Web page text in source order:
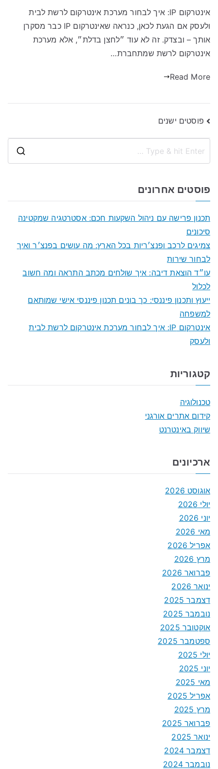
אינטרקום IP: איך לבחור מערכת אינטרקום לרשת לבית
ולעסק אם הגעת לכאן, כנראה שאינטרקום IP כבר מסקרן
אותך – ובצדק. זה לא עוד ״לחצן בדלת״, אלא מערכת
אינטרקום לרשת שמתחברת…
Read More
ניווט
פוסטים ישנים
פוסטים אחרונים
תכנון פרישה עם ניהול השקעות חכם: אסטרטגיה שמקטינה
סיכונים
צמיגים לרכב ופנצ׳ריות בכל הארץ: מה עושים בפנצ׳ר ואיך
לבחור שירות
עו״ד הוצאת דיבה: איך שולחים מכתב התראה ומה חשוב
לכלול
ייעוץ ותכנון פיננסי: כך בונים תכנון פיננסי אישי שמותאם
למשפחה
אינטרקום IP: איך לבחור מערכת אינטרקום לרשת לבית
ולעסק
קטגוריות
טכנולוגיה
קידום אתרים אורגני
שיווק באינטרנט
ארכיונים
אוגוסט 2026
יולי 2026
יוני 2026
מאי 2026
אפריל 2026
מרץ 2026
פברואר 2026
ינואר 2026
דצמבר 2025
נובמבר 2025
אוקטובר 2025
ספטמבר 2025
יולי 2025
יוני 2025
מאי 2025
אפריל 2025
מרץ 2025
פברואר 2025
ינואר 2025
דצמבר 2024
נובמבר 2024